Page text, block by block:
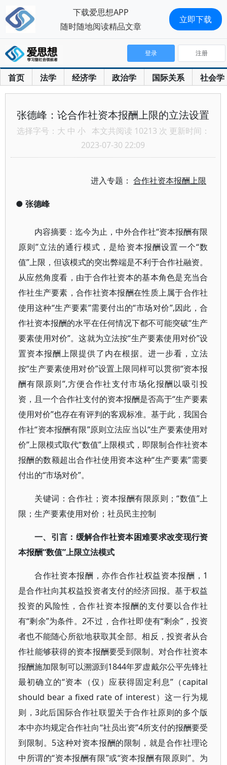
首页 法学 经济学 政治学 国际关系 社会学
登录 注册
张德峰：论合作社资本报酬上限的立法设置
选择字号： 大 中 小 本文共阅读 10213 次 更新时间：
2023-07-30 22:09
进入专题：合作社资本报酬上限
● 张德峰
内容摘要：迄今为止，中外合作社“资本报酬有限
原则”立法的通行模式，是给资本报酬设置一个“数
值”上限，但该模式的突出弊端是不利于合作社融资。
从应然角度看，由于合作社资本的基本角色是充当合
作社生产要素，合作社资本报酬在性质上属于合作社
使用这种“生产要素”需要付出的“市场对价”,因此，合
作社资本报酬的水平在任何情况下都不可能突破“生产
要素使用对价”。这就为立法按“生产要素使用对价”设
置资本报酬上限提供了内在根据。进一步看，立法
按“生产要素使用对价”设置上限同样可以贯彻“资本报
酬有限原则”,方便合作社支付市场化报酬以吸引投
资，且一个合作社支付的资本报酬是否高于“生产要素
使用对价”也存在有评判的客观标准。基于此，我国合
作社“资本报酬有限”原则立法应当以“生产要素使用对
价”上限模式取代“数值”上限模式，即限制合作社资本
报酬的数额超出合作社使用资本这种“生产要素”需要
付出的“市场对价”。
关键词：合作社；资本报酬有限原则；“数值”上
限；生产要素使用对价；社员民主控制
一、引言：缓解合作社资本困难要求改变现行资
本报酬“数值”上限立法模式
合作社资本报酬，亦作合作社权益资本报酬，1
是合作社向其权益投资者支付的经济回报。基于权益
投资的风险性，合作社资本报酬的支付要以合作社
有“剩余”为条件。2不过，合作社即使有“剩余”，投资
者也不能随心所欲地获取其全部。相反，投资者从合
作社能够获得的资本报酬要受到限制。对合作社资本
报酬施加限制可以溯源到1844年罗虚戴尔公平先锋社
最初确立的“资本（仅）应获得固定利息”（capital
should bear a fixed rate of interest）这一行为规
则，3此后国际合作社联盟关于合作社原则的多个版
本中亦均规定合作社向“社员出资”4所支付的报酬要受
到限制。5这种对资本报酬的限制，就是合作社理论
中所谓的“资本报酬有限”或“资本报酬有限原则”。为
下载爱思想APP
随时随地阅读精品文章
立即下载